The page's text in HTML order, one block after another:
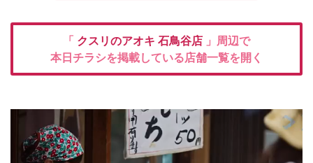
「 クスリのアオキ 石鳥谷店 」周辺で
本日チラシを掲載している店舗一覧を開く